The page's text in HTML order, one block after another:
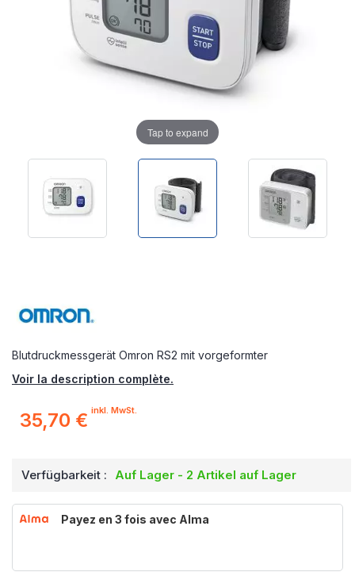
Blutdruckmessgerät Omron RS2 mit vorgeformter
Voir la description complète.
35,70 € inkl. MwSt.
Verfügbarkeit : Auf Lager - 2 Artikel auf Lager
Payez en 3 fois avec Alma
Tap to expand